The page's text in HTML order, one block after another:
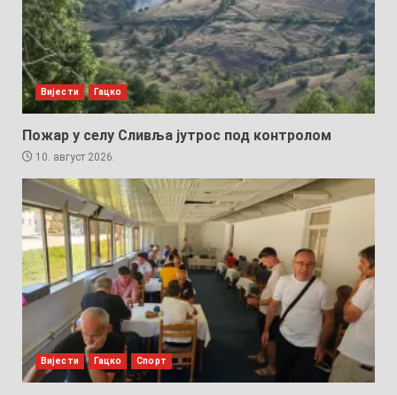
Вијести Гацко
Пожар у селу Сливља јутрос под контролом
10. август 2026.
Вијести Гацко Спорт